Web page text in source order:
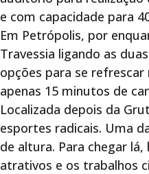
e com capacidade para
Em Petrópolis, por
Travessia ligando as
opções para se refrescar
apenas 15 minutos de
Localizada depois da
esportes radicais. Uma
de altura. Para chegar
atrativos e os trabalhos